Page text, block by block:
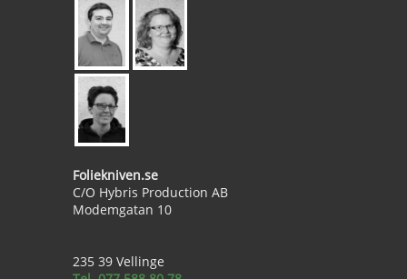
Foliekniven.se
C/O Hybris Production AB
Modemgatan 10
235 39 Vellinge